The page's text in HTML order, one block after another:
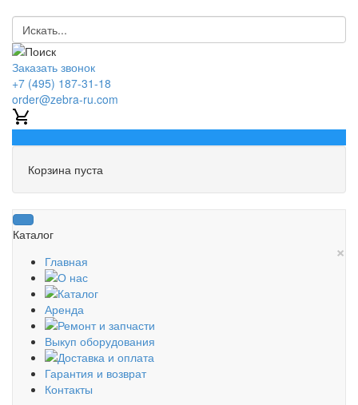
Заказать звонок
+7 (495) 187-31-18
order@zebra-ru.com
Корзина пуста
Каталог
×
Главная
О нас
Каталог
Аренда
Ремонт и запчасти
Выкуп оборудования
Доставка и оплата
Гарантия и возврат
Контакты